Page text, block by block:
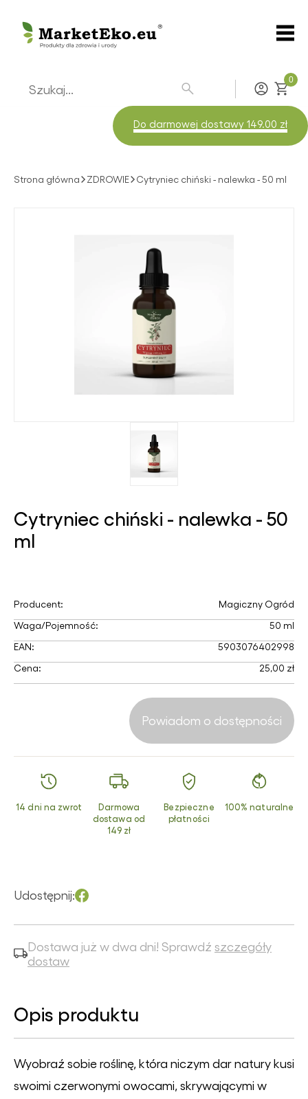
Zaloguj
0
Do darmowej dostawy 149.00 zł
Strona główna ZDROWIE Cytryniec chiński - nalewka - 50 ml
Cytryniec chiński - nalewka - 50
ml
Producent:
Magiczny Ogród
Waga/Pojemność:
50 ml
EAN:
5903076402998
Cena:
25,00 zł
Powiadom o dostępności
14 dni na zwrot
Darmowa
dostawa od
149 zł
Bezpieczne
płatności
100% naturalne
Udostępnij:
Dostawa już w dwa dni! Sprawdź szczegóły
dostaw
Opis produktu
Wyobraź sobie roślinę, która niczym dar natury kusi
swoimi czerwonymi owocami, skrywającymi w